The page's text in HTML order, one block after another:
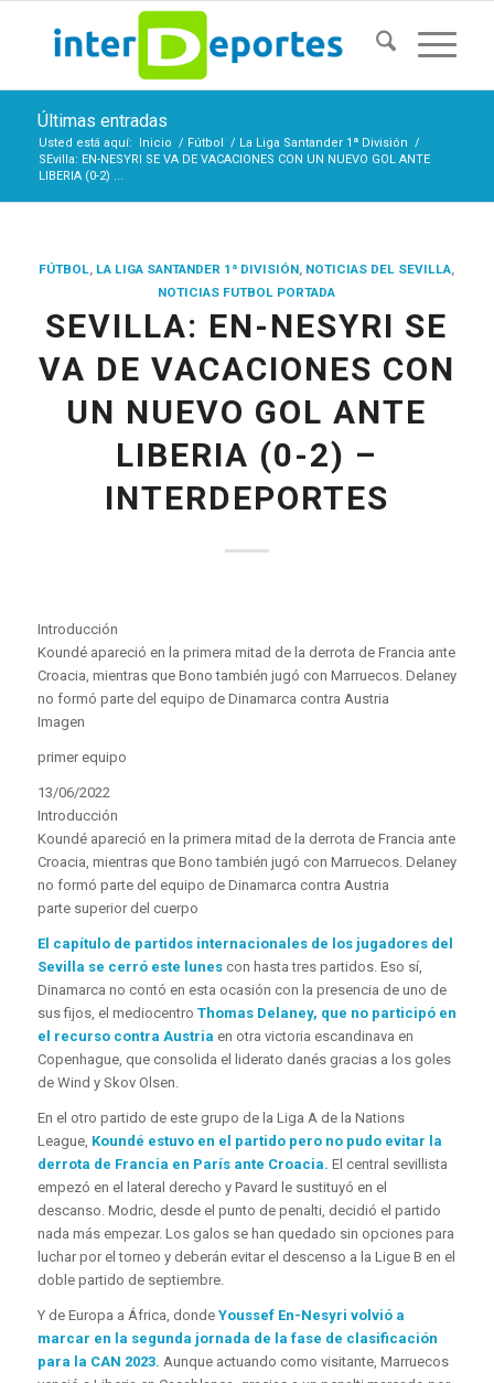
Últimas entradas
Usted está aquí: Inicio / Fútbol / La Liga Santander 1ª División /
SEvilla: EN-NESYRI SE VA DE VACACIONES CON UN NUEVO GOL ANTE
LIBERIA (0-2) ...
FÚTBOL, LA LIGA SANTANDER 1ª DIVISIÓN, NOTICIAS DEL SEVILLA,
NOTICIAS FUTBOL PORTADA
SEVILLA: EN-NESYRI SE
VA DE VACACIONES CON
UN NUEVO GOL ANTE
LIBERIA (0-2) –
INTERDEPORTES
Introducción
Koundé apareció en la primera mitad de la derrota de Francia ante
Croacia, mientras que Bono también jugó con Marruecos. Delaney
no formó parte del equipo de Dinamarca contra Austria
Imagen
primer equipo
13/06/2022
Introducción
Koundé apareció en la primera mitad de la derrota de Francia ante
Croacia, mientras que Bono también jugó con Marruecos. Delaney
no formó parte del equipo de Dinamarca contra Austria
parte superior del cuerpo
El capítulo de partidos internacionales de los jugadores del
Sevilla se cerró este lunescon hasta tres partidos. Eso sí,
Dinamarca no contó en esta ocasión con la presencia de uno de
sus fijos, el mediocentro Thomas Delaney, que no participó en
el recurso contra Austria en otra victoria escandinava en
Copenhague, que consolida el liderato danés gracias a los goles
de Wind y Skov Olsen.
En el otro partido de este grupo de la Liga A de la Nations
League, Koundé estuvo en el partido pero no pudo evitar la
derrota de Francia en París ante Croacia. El central sevillista
empezó en el lateral derecho y Pavard le sustituyó en el
descanso. Modric, desde el punto de penalti, decidió el partido
nada más empezar. Los galos se han quedado sin opciones para
luchar por el torneo y deberán evitar el descenso a la Ligue B en el
doble partido de septiembre.
Y de Europa a África, donde Youssef En-Nesyri volvió a
marcar en la segunda jornada de la fase de clasificación
para la CAN 2023. Aunque actuando como visitante, Marruecos